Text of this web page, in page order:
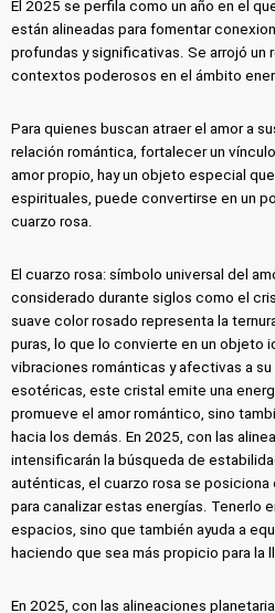
El 2025 se perfila como un año en el
están alineadas para fomentar
profundas y significativas. Se arrojó un
contextos poderosos en el ámbito
Para quienes buscan atraer el amor a
relación romántica, fortalecer un
amor propio, hay un objeto especial
espirituales, puede convertirse en un
cuarzo rosa.
El cuarzo rosa: símbolo universal del
considerado durante siglos como el
suave color rosado representa la
puras, lo que lo convierte en un objeto
vibraciones románticas y afectivas a
esotéricas, este cristal emite una
promueve el amor romántico, sino
hacia los demás. En 2025, con las
intensificarán la búsqueda de
auténticas, el cuarzo rosa se
para canalizar estas energías. Tenerlo
espacios, sino que también ayuda a
haciendo que sea más propicio para la
En 2025, con las alineaciones